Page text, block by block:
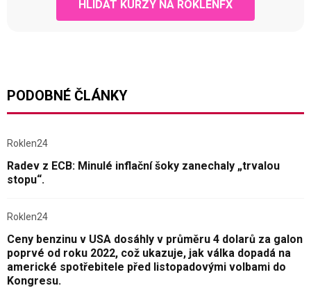
HLÍDAT KURZY NA ROKLENFX
PODOBNÉ ČLÁNKY
Roklen24
Radev z ECB: Minulé inflační šoky zanechaly „trvalou
stopu“.
Roklen24
Ceny benzinu v USA dosáhly v průměru 4 dolarů za galon
poprvé od roku 2022, což ukazuje, jak válka dopadá na
americké spotřebitele před listopadovými volbami do
Kongresu.